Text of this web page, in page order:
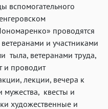
вспомогательного
проводятся
и участниками
тыла, ветеранами труда,
и проводит
лекции, вечера к
мужества, квесты и
художественные и